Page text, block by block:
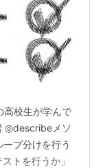
校生が学んで
◎describeメソ
プ分けを行う
トを行うか」